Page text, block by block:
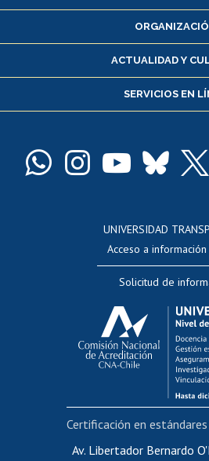
Inscripción y cambio de
Consulta y certificado
Servicio médico y
Pago de arancel y
Docentes
Evaluación
Calificación
Postulación al
Funcionarias/
Cursos internos de
Bienestar del
Portal de movilidad
Certificado de
ACTUALIDAD Y
SERVICIOS EN
UNIVERSIDAD
Acceso a
Solicitud de
Av. Libertador Bernardo
Certificación en